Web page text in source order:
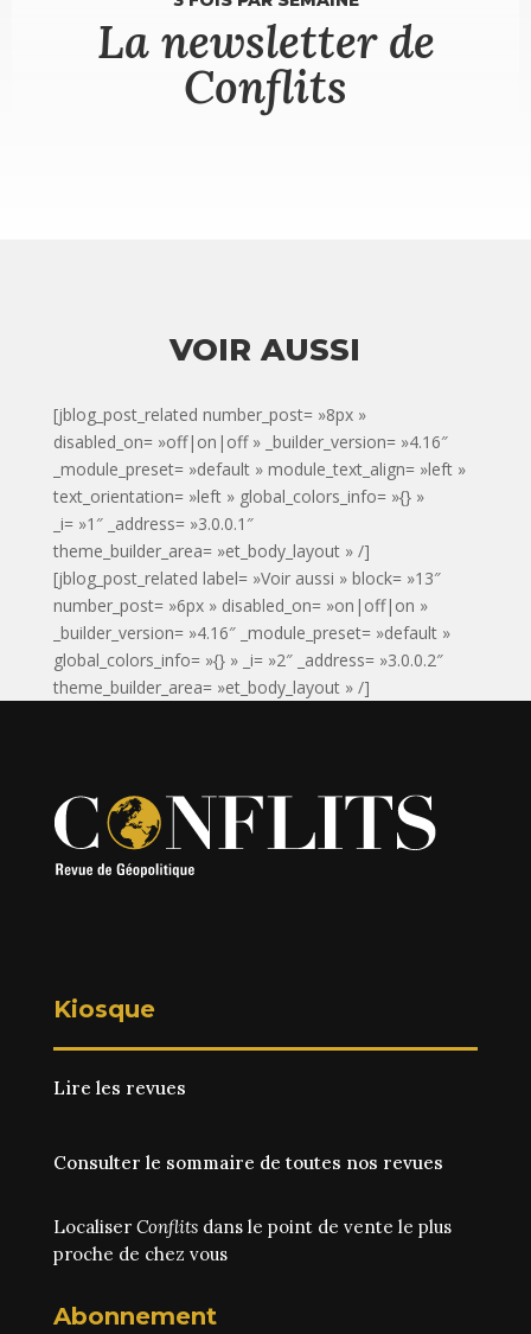
La newsletter de
Conflits
VOIR AUSSI
[jblog_post_related number_post= »8px »
disabled_on= »off|on|off » _builder_version= »4.16″
_module_preset= »default » module_text_align= »left »
text_orientation= »left » global_colors_info= »{} »
_i= »1″ _address= »3.0.0.1″
theme_builder_area= »et_body_layout » /]
[jblog_post_related label= »Voir aussi » block= »13″
number_post= »6px » disabled_on= »on|off|on »
_builder_version= »4.16″ _module_preset= »default »
global_colors_info= »{} » _i= »2″ _address= »3.0.0.2″
theme_builder_area= »et_body_layout » /]
Kiosque
Lire les revues
Consulter le sommaire de toutes nos revues
Localiser Conflitsdans le point de vente le plus
proche de chez vous
Abonnement